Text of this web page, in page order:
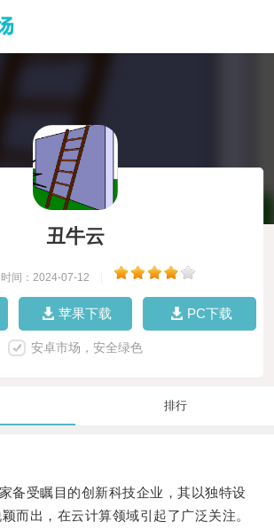
丑牛云
时间：2024-07-12
苹果下载 PC下载
安卓市场，安全绿色
排行
受瞩目的创新科技企业，其以独特设
而出，在云计算领域引起了广泛关注。